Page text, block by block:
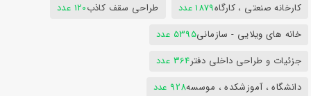
کارخانه صنعتی ، کارگاه1879 عدد طراحی سقف کاذب120 عدد
خانه های ویلایی - سازمانی5395 عدد
جزئیات و طراحی داخلی دفتر364 عدد
دانشگاه ، آموزشکده ، موسسه928 عدد